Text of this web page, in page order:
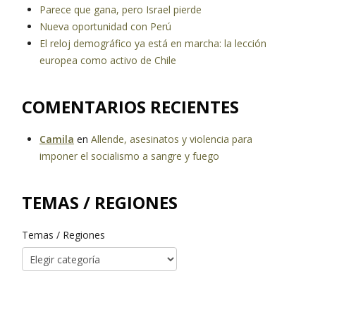
Parece que gana, pero Israel pierde
Nueva oportunidad con Perú
El reloj demográfico ya está en marcha: la lección
europea como activo de Chile
COMENTARIOS RECIENTES
Camila en Allende, asesinatos y violencia para
imponer el socialismo a sangre y fuego
TEMAS / REGIONES
Temas / Regiones